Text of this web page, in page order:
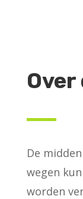
De
wegen
worden